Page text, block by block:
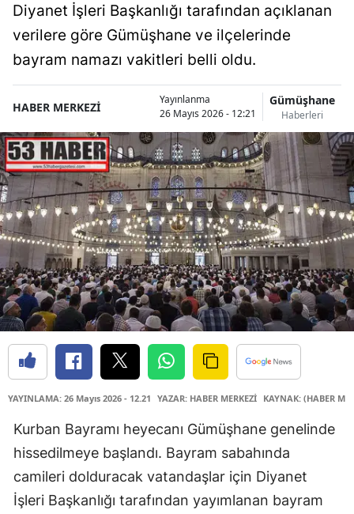
Diyanet İşleri Başkanlığı tarafından açıklanan
verilere göre Gümüşhane ve ilçelerinde
bayram namazı vakitleri belli oldu.
HABER MERKEZİ
Yayınlanma
26 Mayıs 2026 - 12:21
Gümüşhane
Haberleri
YAYINLAMA: 26 Mayıs 2026 - 12.21 YAZAR: HABER MERKEZİ KAYNAK: (HABER
Kurban Bayramı heyecanı Gümüşhane genelinde
hissedilmeye başlandı. Bayram sabahında
camileri dolduracak vatandaşlar için Diyanet
İşleri Başkanlığı tarafından yayımlanan bayram